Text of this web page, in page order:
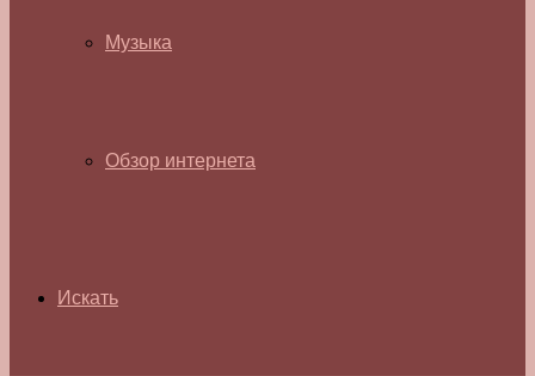
Музыка
Обзор интернета
Искать